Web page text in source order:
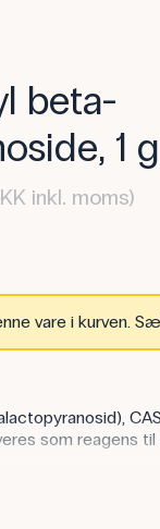
beta-
1 g
inkl. moms)
vare i kurven.
CAS
som reagens
som